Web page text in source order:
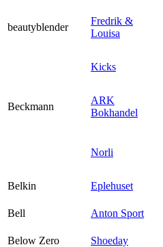
beautyblender
Fredrik &
Louisa
Kicks
Beckmann
ARK
Bokhandel
Norli
Belkin
Eplehuset
Bell
Anton Sport
Below Zero
Shoeday